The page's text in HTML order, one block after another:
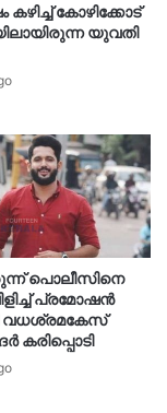
കഴിച്ച് കോഴിക്കോട്
യുവതി
പൊലീസിനെ
പ്രമോഷൻ
വധശ്രമകേസ്
കരിപ്പൊടി